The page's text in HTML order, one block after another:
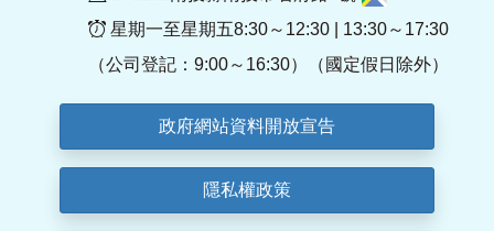
星期一至星期五8:30～12:30 | 13:30～17:30
（公司登記：9:00～16:30）（國定假日除外）
政府網站資料開放宣告
隱私權政策